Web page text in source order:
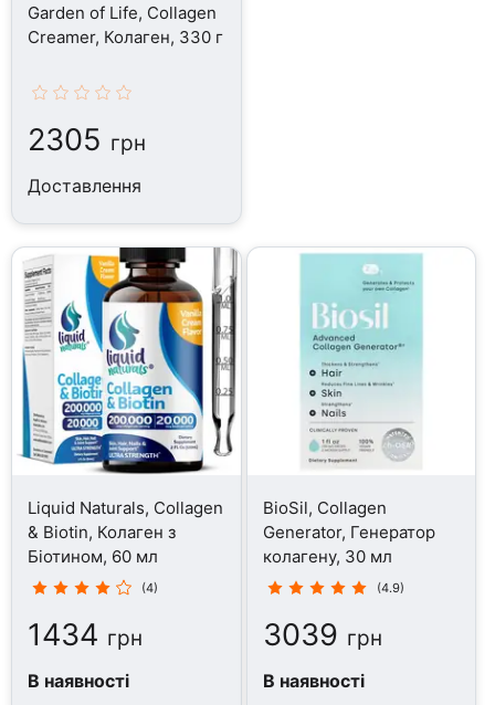
Garden of Life, Collagen
Creamer, Колаген, 330 г
2305 грн
Доставлення
Liquid Naturals, Collagen
& Biotin, Колаген з
Біотином, 60 мл
(4)
1434 грн
В наявності
BioSil, Collagen
Generator, Генератор
колагену, 30 мл
(4.9)
3039 грн
В наявності